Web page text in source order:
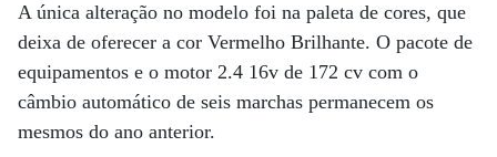
A única alteração no modelo foi na paleta de cores, que
deixa de oferecer a cor Vermelho Brilhante. O pacote de
equipamentos e o motor 2.4 16v de 172 cv com o
câmbio automático de seis marchas permanecem os
mesmos do ano anterior.